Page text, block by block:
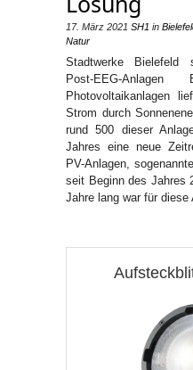
17. März 2021 SH1 in
Natur
Stadtwerke Bielefeld
Post-EEG-
Photovoltaikanlagen
Strom durch
rund 500 dieser
Jahres eine neue
PV-Anlagen,
seit Beginn des Jahres
Jahre lang war für